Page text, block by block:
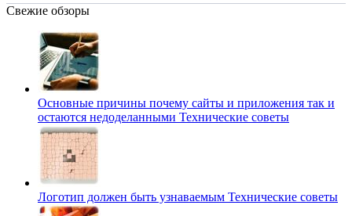
Свежие обзоры
Основные причины почему сайты и приложения так и
остаются недоделанными Технические советы
Логотип должен быть узнаваемым Технические советы